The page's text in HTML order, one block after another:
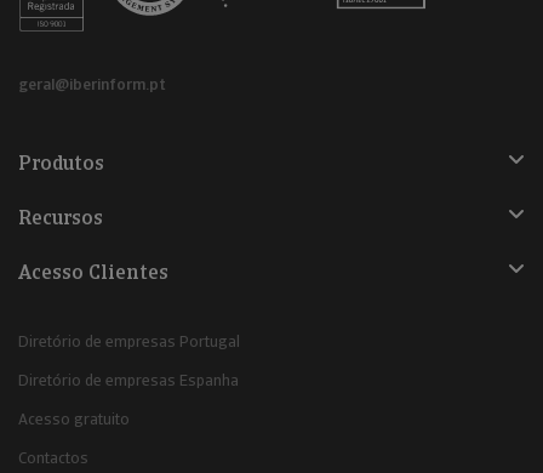
geral@iberinform.pt
Produtos
Recursos
Acesso Clientes
Diretório de empresas Portugal
Diretório de empresas Espanha
Acesso gratuito
Contactos